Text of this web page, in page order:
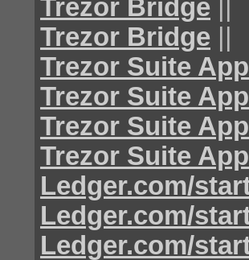
Trezor Bridge ||
Trezor Bridge ||
Trezor Suite App
Trezor Suite App
Trezor Suite App
Trezor Suite App
Ledger.com/
Ledger.com/
Ledger.com/